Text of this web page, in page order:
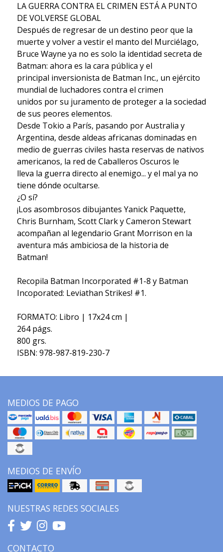
LA GUERRA CONTRA EL CRIMEN ESTÁ A PUNTO
DE VOLVERSE GLOBAL
Después de regresar de un destino peor que la
muerte y volver a vestir el manto del Murciélago,
Bruce Wayne ya no es solo la identidad secreta de
Batman: ahora es la cara pública y el
principal inversionista de Batman Inc., un ejército
mundial de luchadores contra el crimen
unidos por su juramento de proteger a la sociedad
de sus peores elementos.
Desde Tokio a París, pasando por Australia y
Argentina, desde aldeas africanas dominadas en
medio de guerras civiles hasta reservas de nativos
americanos, la red de Caballeros Oscuros le
lleva la guerra directo al enemigo... y el mal ya no
tiene dónde ocultarse.
¿O sí?
¡Los asombrosos dibujantes Yanick Paquette,
Chris Burnham, Scott Clark y Cameron Stewart
acompañan al legendario Grant Morrison en la
aventura más ambiciosa de la historia de
Batman!
Recopila Batman Incorporated #1-8 y Batman
Incoporated: Leviathan Strikes! #1.
FORMATO: Libro | 17x24 cm |
264 págs.
800 grs.
ISBN: 978-987-819-230-7
MEDIOS DE PAGO
MEDIOS DE ENVÍO
NUESTRAS REDES SOCIALES
CONTACTO